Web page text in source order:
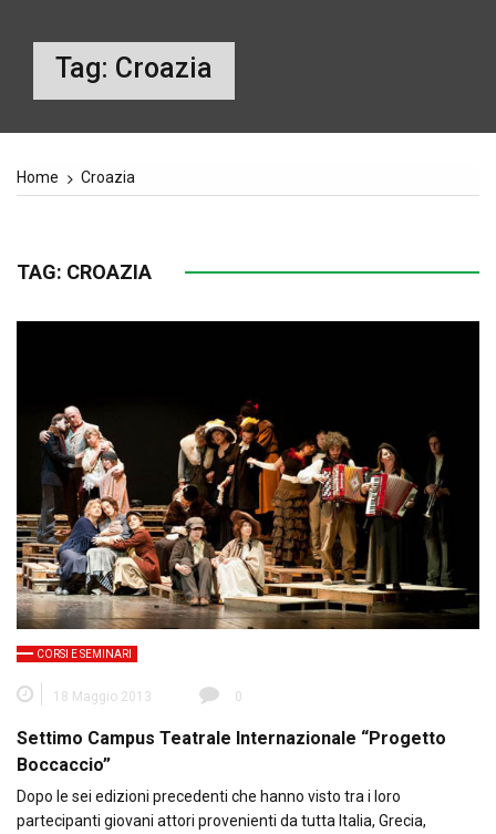
Tag: Croazia
Home Croazia
TAG: CROAZIA
CORSI E SEMINARI
18 Maggio 2013 0
Settimo Campus Teatrale Internazionale “Progetto
Boccaccio”
Dopo le sei edizioni precedenti che hanno visto tra i loro
partecipanti giovani attori provenienti da tutta Italia, Grecia,